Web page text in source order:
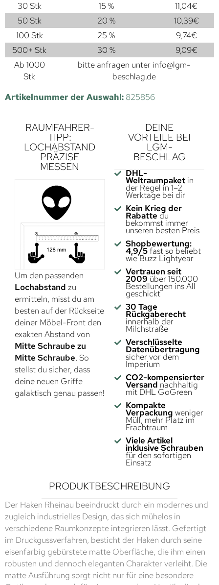
30 Stk
15 % 11,04€
50 Stk
20 % 10,39€
100 Stk
25 % 9,74€
500+ Stk
30 % 9,09€
Ab 1000
Stk
bitte anfragen unter info@lgm-
beschlag.de
Artikelnummer der Auswahl: 825856
RAUMFAHRER-
TIPP:
LOCHABSTAND
PRÄZISE
MESSEN
Um den passenden
Lochabstand zu
ermitteln, misst du am
besten auf der Rückseite
deiner Möbel-Front den
exakten Abstand von
Mitte Schraube zu
Mitte Schraube. So
stellst du sicher, dass
deine neuen Griffe
galaktisch genau passen!
DEINE
VORTEILE BEI
LGM-
BESCHLAG
DHL-
Weltraumpaketin
der Regel in 1–2
Werktage bei dir
Kein Krieg der
Rabatte du
bekommst immer
unseren besten Preis
Shopbewertung:
4,9/5fast so beliebt
wie Buzz Lightyear
Vertrauen seit
2009 über 150.000
Bestellungen ins All
geschickt
30 Tage
Rückgaberecht
innerhalb der
Milchstraße
Verschlüsselte
Datenübertragung
sicher vor dem
Imperium
CO2-kompensierter
Versand nachhaltig
mit DHL GoGreen
Kompakte
Verpackung weniger
Müll, mehr Platz im
Frachtraum
Viele Artikel
inklusive Schrauben
für den sofortigen
Einsatz
PRODUKTBESCHREIBUNG
Der Haken Rheinau beeindruckt durch ein modernes und
zugleich industrielles Design, das sich mühelos in
verschiedene Raumkonzepte integrieren lässt. Gefertigt
im Druckgussverfahren, besticht der Haken durch seine
eisenfarbig gebürstete matte Oberfläche, die ihm einen
robusten und dennoch eleganten Charakter verleiht. Die
matte Ausführung sorgt nicht nur für eine besondere